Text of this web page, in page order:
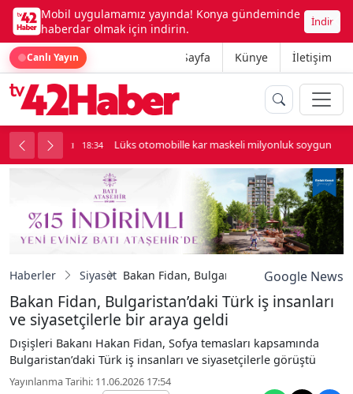
Mobil uygulamamız yayında! Konya gündeminde
haberdar olmak için indirin.
İndir
Canlı Yayın Ana Sayfa Künye İletişim
kavga çıktı 18:34 Lüks otomobille kar maskeli milyonluk soygun
Haberler Siyaset Bakan Fidan, Bulgaristan’daki Türk iş
Google News
Bakan Fidan, Bulgaristan’daki Türk iş insanları
ve siyasetçilerle bir araya geldi
Dışişleri Bakanı Hakan Fidan, Sofya temasları kapsamında
Bulgaristan’daki Türk iş insanları ve siyasetçilerle görüştü
Yayınlanma Tarihi: 11.06.2026 17:54